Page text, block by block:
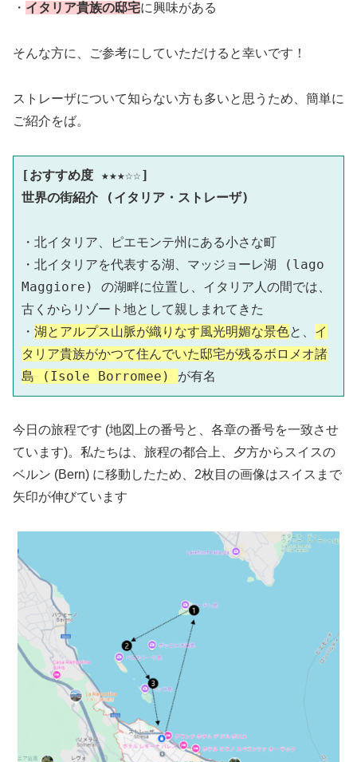
・ イタリア貴族の邸宅に興味がある
そんな方に、ご参考にしていただけると幸いです！
ストレーザについて知らない方も多いと思うため、簡単に
ご紹介をば。
[おすすめ度 ★★★☆☆]
世界の街紹介 (イタリア・ストレーザ)
・北イタリア、ピエモンテ州にある小さな町
・北イタリアを代表する湖、マッジョーレ湖 (lago
Maggiore) の湖畔に位置し、イタリア人の間では、
古くからリゾート地として親しまれてきた
・ 湖とアルプス山脈が織りなす風光明媚な景色と、 イ
タリア貴族がかつて住んでいた邸宅が残るボロメオ諸
島 (Isole Borromee) が有名
今日の旅程です (地図上の番号と、各章の番号を一致させ
ています)。私たちは、旅程の都合上、夕方からスイスの
ベルン (Bern) に移動したため、2枚目の画像はスイスまで
矢印が伸びています